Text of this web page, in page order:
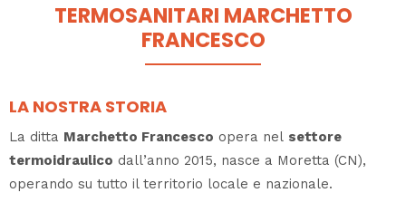
TERMOSANITARI MARCHETTO
FRANCESCO
LA NOSTRA STORIA
La ditta Marchetto Francesco opera nel settore
termoidraulico dall’anno 2015, nasce a Moretta (CN),
operando su tutto il territorio locale e nazionale.